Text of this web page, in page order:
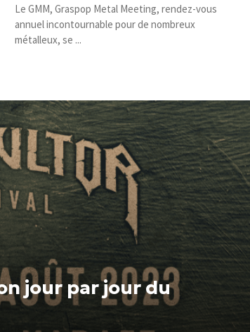
Le GMM, Graspop Metal Meeting, rendez-vous
annuel incontournable pour de nombreux
métalleux, se ...
jour par jour du